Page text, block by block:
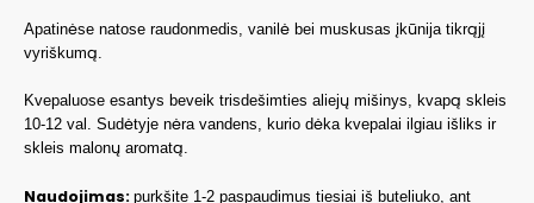
Apatinėse natose raudonmedis, vanilė bei muskusas įkūnija tikrąjį
vyriškumą.
Kvepaluose esantys beveik trisdešimties aliejų mišinys, kvapą skleis
10-12 val. Sudėtyje nėra vandens, kurio dėka kvepalai ilgiau išliks ir
skleis malonų aromatą.
Naudojimas: purkšite 1-2 paspaudimus tiesiai iš buteliuko, ant